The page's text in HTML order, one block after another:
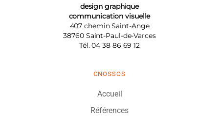
design graphique
communication visuelle
407 chemin Saint-Ange
38760 Saint-Paul-de-Varces
Tél.04 38 86 69 12
CNOSSOS
Accueil
Références